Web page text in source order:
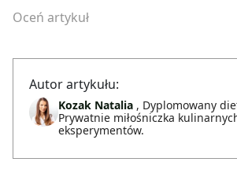
Oceń artykuł
Autor artykułu:
Kozak Natalia , Dyplomowany
Prywatnie miłośniczka
eksperymentów.